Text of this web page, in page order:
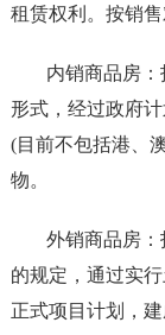
租赁权利。按销售
内销商品房
形式，经过政府
(目前不包括港、
物。
外销商品房
的规定，通过实
正式项目计划，